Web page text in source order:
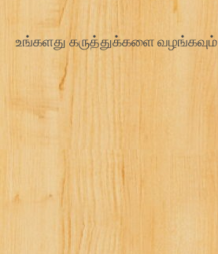
t
a
a
உங்களது கருத்துக்களை வழங்கவும்